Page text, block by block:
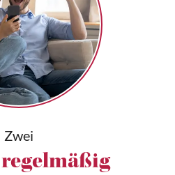
Zwei